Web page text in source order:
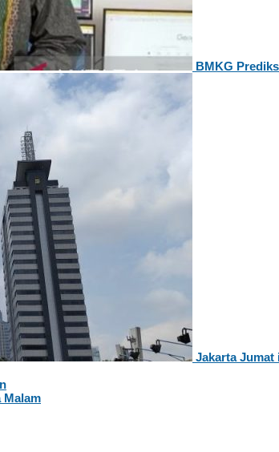
BMKG
Jakarta Jumat
Malam